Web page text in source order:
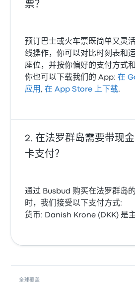
票？
预订巴士或火车票既简单又灵
线操作，你可以对比时刻表和
座位，并按你偏好的支付方式
你也可以下载我们的 App:在
应用 ,在 App Store 上下载.
在法罗群岛需要带现
卡支付？
通过 Busbud 购买在法罗群岛
时，我们接受以下支付方式:
货币: Danish Krone (DKK) 是
全球覆盖